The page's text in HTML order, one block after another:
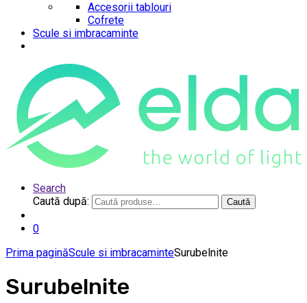
Accesorii tablouri
Cofrete
Scule si imbracaminte
Search
Caută după:
Caută
0
Prima paginăScule si imbracaminteSurubelnite
Surubelnite